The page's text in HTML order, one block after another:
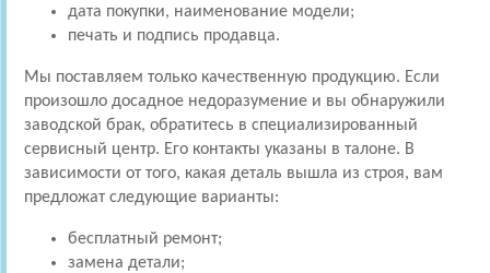
дата покупки, наименование модели;
печать и подпись продавца.
Мы поставляем только качественную продукцию. Если
произошло досадное недоразумение и вы обнаружили
заводской брак, обратитесь в специализированный
сервисный центр. Его контакты указаны в талоне. В
зависимости от того, какая деталь вышла из строя, вам
предложат следующие варианты:
бесплатный ремонт;
замена детали;